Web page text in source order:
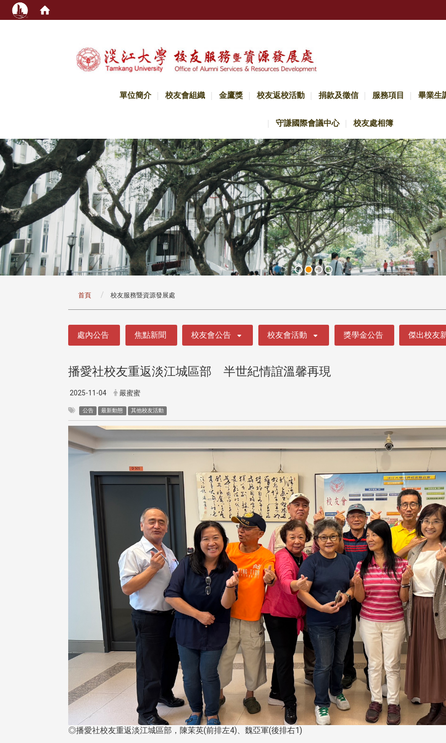
單位簡介 校友會組織 金鷹獎 校友返校活動 捐款及徵信 服務項目 畢業生
守謙國際會議中心 校友處相簿
首頁 校友服務暨資源發展處
處內公告 焦點新聞 校友會公告 校友會活動 獎學金公告 傑出校友
播愛社校友重返淡江城區部 半世紀情誼溫馨再現
2025-11-04 嚴蜜蜜
公告 最新動態 其他校友活動
◎播愛社校友重返淡江城區部，陳茉英(前排左4)、魏亞軍(後排右1)